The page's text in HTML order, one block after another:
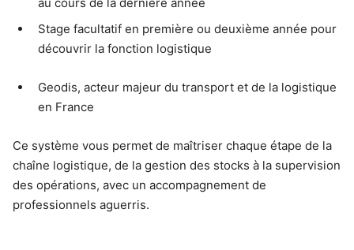
au cours de la dernière année
Stage facultatif en première ou deuxième année pour
découvrir la fonction logistique
Geodis, acteur majeur du transport et de la logistique
en France
Ce système vous permet de maîtriser chaque étape de la
chaîne logistique, de la gestion des stocks à la supervision
des opérations, avec un accompagnement de
professionnels aguerris.